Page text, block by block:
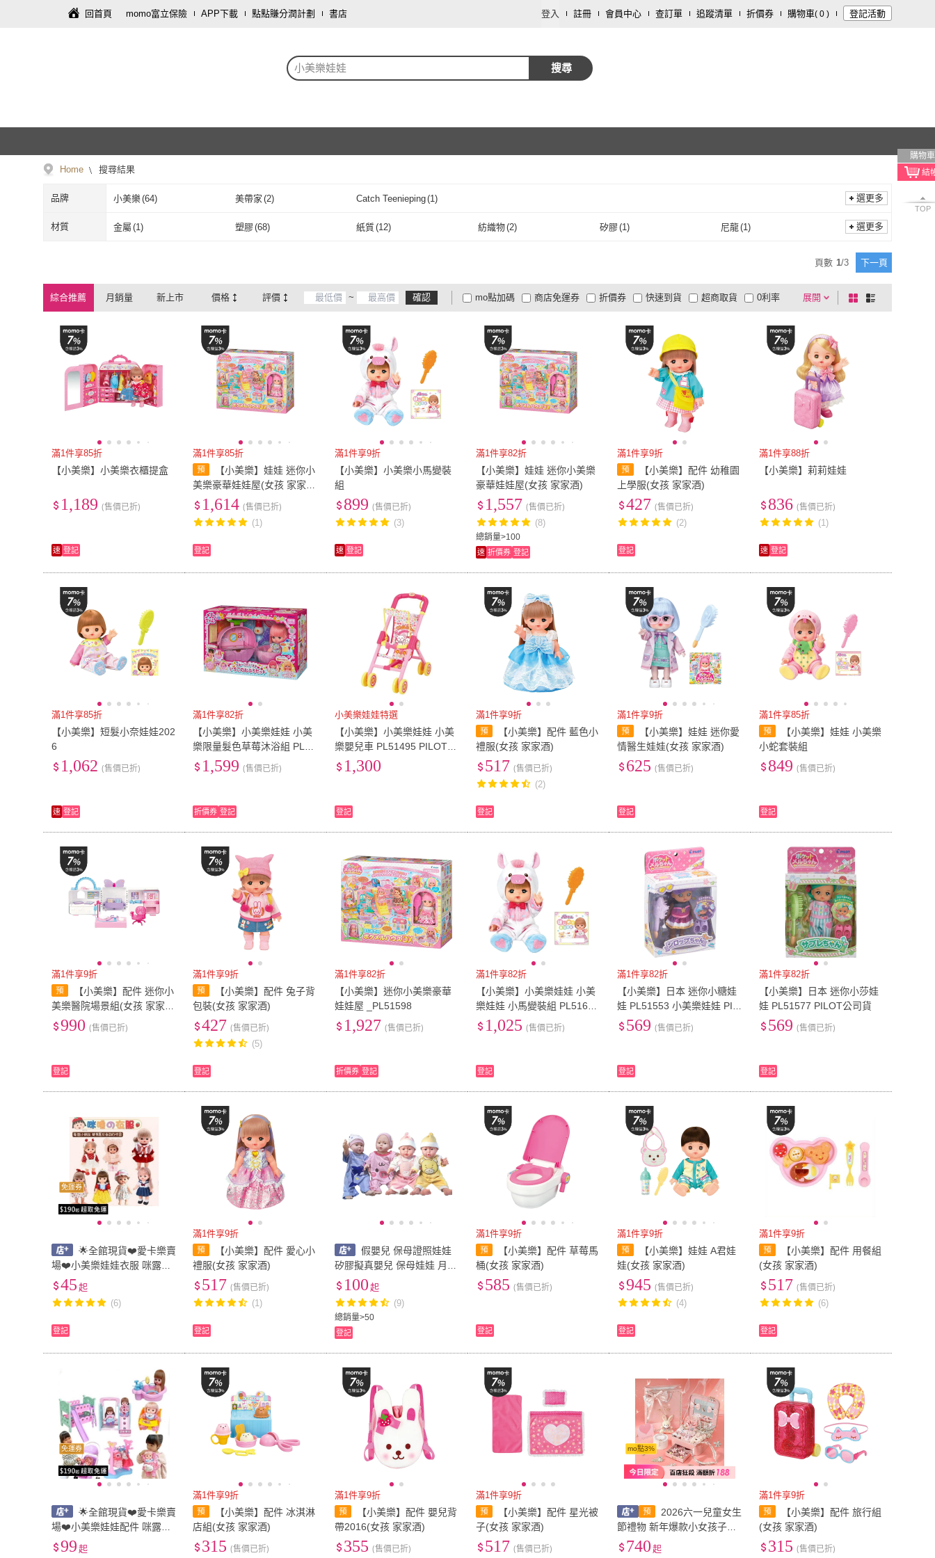
回首頁 momo富立保險 APP下載 點點賺分潤計劃 書店 登入 註冊 會員中心 查訂單 追蹤清單 折價券 購物車( 0 ) 登記活動
小美樂娃娃 搜尋
購物車
TOP
Home 搜尋結果
品牌 小美樂(64) 美帶家 (2) Catch Teenieping(1)
小美樂 美帶家 Catch Teenieping
選更多
材質 金屬 (1) 塑膠(68) 紙質(12) 紡織物(2) 矽膠(1) 尼龍(1)
聚酯纖維(3) 真牛皮(2) 聚丙烯(PP)(2) PU皮革(2) PVC(2) ABS(2)
無(1)
實木(1) 貓抓皮(2) 不銹鋼(2) 布(17) 塑料(1) 海綿(1)
聚酯纖維(3) 真牛皮(2) 聚丙烯(PP)(2) PU皮革(2) PVC(2) ABS(2)
選更多
頁數 1/3 下一頁
綜合推薦 月銷量 新上市 價格 評價 ~ 確認 展開
折價券
有影片
商品有量 電視購物
mo點加碼 快速到貨 超商取貨
低溫宅配
大家電安心配
大家電快配
商店免運券 0利率
貨到付款
及以上 及以上 及以上
棋
盤
列
滿1件享85折
【小美樂】小美樂衣櫃提盒
1,189 (售價已折)
速 登記
滿1件享85折
【小美樂】娃娃 迷你小
美樂豪華娃娃屋(女孩 家家
酒)1,614 (售價已折)
(1)
登記
滿1件享9折
【小美樂】小美樂小馬變裝
組
899 (售價已折)
(3)
速 登記
滿1件享82折
【小美樂】娃娃 迷你小美樂
豪華娃娃屋(女孩 家家酒)
總銷量>100
1,557 (售價已折)
(8)
速 折價券 登記
滿1件享9折
【小美樂】配件 幼稚園
上學服(女孩 家家酒)
427 (售價已折)
(2)
登記
滿1件享88折
【小美樂】莉莉娃娃
836 (售價已折)
(1)
速 登記
滿1件享85折
【小美樂】短髮小奈娃娃202
6
1,062 (售價已折)
速 登記
滿1件享82折
【小美樂】小美樂娃娃 小美
樂限量髮色草莓沐浴組 PL51
668 PILOT原廠 公司貨
1,599 (售價已折)
折價券 登記
小美樂娃娃特選
【小美樂】小美樂娃娃 小美
樂嬰兒車 PL51495 PILOT原
廠 公司貨
1,300
登記
滿1件享9折
【小美樂】配件 藍色小
禮服(女孩 家家酒)
517 (售價已折)
(2)
登記
滿1件享9折
【小美樂】娃娃 迷你愛
情醫生娃娃(女孩 家家酒)
625 (售價已折)
登記
滿1件享85折
【小美樂】娃娃 小美樂
小蛇套裝組
849 (售價已折)
登記
滿1件享9折
【小美樂】配件 迷你小
美樂醫院場景組(女孩 家家
酒)990 (售價已折)
登記
滿1件享9折
【小美樂】配件 兔子背
包裝(女孩 家家酒)
427 (售價已折)
(5)
登記
滿1件享82折
【小美樂】迷你小美樂豪華
娃娃屋 _PL51598
1,927 (售價已折)
折價券 登記
滿1件享82折
【小美樂】小美樂娃娃 小美
樂娃娃 小馬變裝組 PL51674
PILOT原廠 公司貨
1,025 (售價已折)
登記
滿1件享82折
【小美樂】日本 迷你小糖娃
娃 PL51553 小美樂娃娃 PIL
OT公司貨
569 (售價已折)
登記
滿1件享82折
【小美樂】日本 迷你小莎娃
娃 PL51577 PILOT公司貨
569 (售價已折)
登記
免運券
🌟全館現貨❤️愛卡樂賣
場❤️小美樂娃娃衣服 咪露娃
娃衣服 娃娃衣服 美樂衣服
(賣場二)
45 起
(6)
登記
滿1件享9折
【小美樂】配件 愛心小
禮服(女孩 家家酒)
517 (售價已折)
(1)
登記
假嬰兒 保母證照娃娃
矽膠擬真嬰兒 保母娃娃 月子
中心教具 育嬰員教具 保母考
照娃娃 假娃娃 嬰兒模型 M0
182
總銷量>50
100 起
(9)
登記
滿1件享9折
【小美樂】配件 草莓馬
桶(女孩 家家酒)
585 (售價已折)
登記
滿1件享9折
【小美樂】娃娃 A君娃
娃(女孩 家家酒)
945 (售價已折)
(4)
登記
滿1件享9折
【小美樂】配件 用餐組
(女孩 家家酒)
517 (售價已折)
(6)
登記
免運券
🌟全館現貨❤️愛卡樂賣
場❤️小美樂娃娃配件 咪露娃
娃配件 娃娃推車 娃娃餐椅
99 起
滿1件享9折
【小美樂】配件 冰淇淋
店組(女孩 家家酒)
315 (售價已折)
滿1件享9折
【小美樂】配件 嬰兒背
帶2016(女孩 家家酒)
355 (售價已折)
滿1件享9折
【小美樂】配件 星光被
子(女孩 家家酒)
517 (售價已折)
mo點3%
2026六一兒童女生
節禮物 新年爆款小女孩子的
生日禮物兒童首飾盒女童玩
740 起
滿1件享9折
【小美樂】配件 旅行組
(女孩 家家酒)
315 (售價已折)